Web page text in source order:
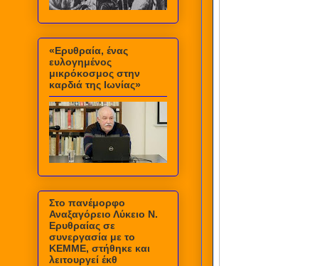
«Ερυθραία, ένας
ευλογημένος
μικρόκοσμος στην
καρδιά της Ιωνίας»
Στο πανέμορφο
Αναξαγόρειο Λύκειο Ν.
Ερυθραίας σε
συνεργασία με το
ΚΕΜΜΕ, στήθηκε και
λειτουργεί έκθ